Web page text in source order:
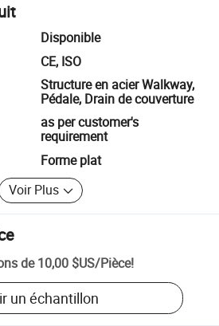
Disponible
CE, ISO
Structure en acier Walkway,
Pédale, Drain de couverture
as per customer's
requirement
Forme plat
Voir Plus
de 10,00 $US/Pièce!
un échantillon